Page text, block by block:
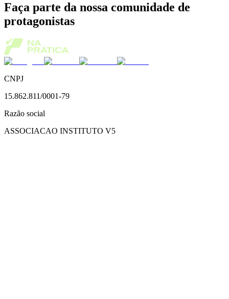
Faça parte da nossa comunidade de
protagonistas
CNPJ
15.862.811/0001-79
Razão social
ASSOCIACAO INSTITUTO V5